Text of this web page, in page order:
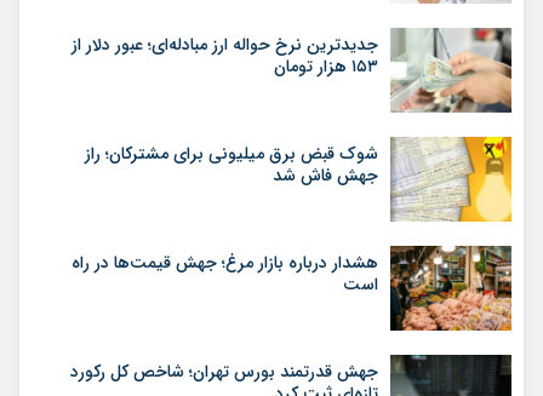
جدیدترین نرخ حواله ارز مبادله‌ای؛ عبور دلار از
۱۵۳ هزار تومان
شوک قبض برق میلیونی برای مشترکان؛ راز
جهش فاش شد
هشدار درباره بازار مرغ؛ جهش قیمت‌ها در راه
است
جهش قدرتمند بورس تهران؛ شاخص کل رکورد